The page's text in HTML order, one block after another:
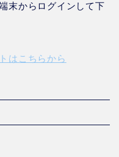
末からログインして下
はこちらから